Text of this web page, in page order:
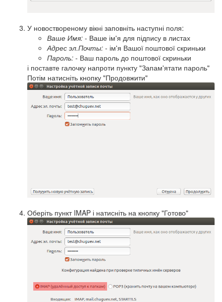
У новоствореному вікні заповніть наступні поля:
Ваше Имя: - Ваше ім'я для підпису в листах
Адрес эл.Почты: - ім'я Вашої поштової скриньки
Пароль: - Ваш пароль до поштової скриньки
і поставте галочку напроти пункту "Запам'ятати пароль"
Потім натисніть кнопку "Продовжити"
Оберіть пункт IMAP і натисніть на кнопку "Готово"